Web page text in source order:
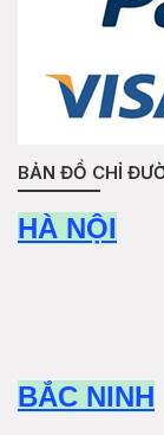
BẢN ĐỒ CHỈ
HÀ NỘI
BẮC NINH